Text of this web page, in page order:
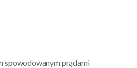
spowodowanym prądami